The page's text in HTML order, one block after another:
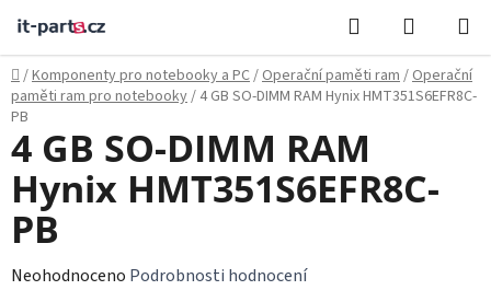
obsah
Hledat
KOŠÍK
Domů
/Komponenty pro notebooky a PC/Operační paměti ram/Operační
paměti ram pro notebooky/ 4 GB SO-DIMM RAM Hynix HMT351S6EFR8C-
PB
4 GB SO-DIMM RAM
Hynix HMT351S6EFR8C-
PB
Průměrné
Neohodnoceno Podrobnosti hodnocení